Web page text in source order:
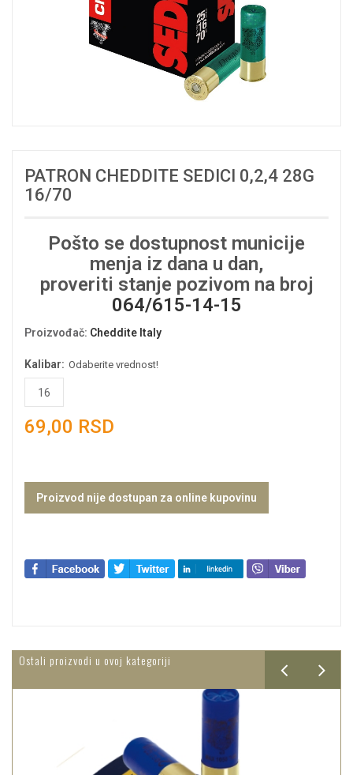
PATRON CHEDDITE SEDICI 0,2,4 28G
16/70
Pošto se dostupnost municije
menja iz dana u dan,
proveriti stanje pozivom na broj
064/615-14-15
Proizvođač: Cheddite Italy
Kalibar: Odaberite vrednost!
16
69,00 RSD
Proizvod nije dostupan za online kupovinu
Ostali proizvodi u ovoj kategoriji